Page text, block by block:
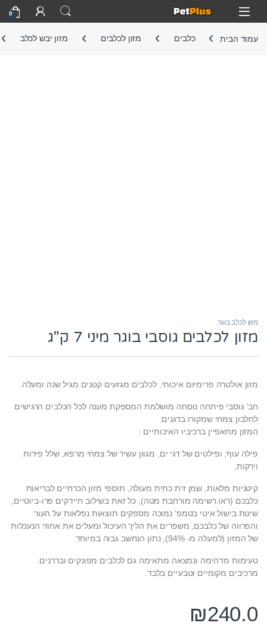
Skip to navigation
Skip to content
Open
0
עמוד הבית כלבים מזון לכלבים מזון יבש לכלב
מזון לכלב בוגר
מזון לכלבים גוסבי בוגר מיני 7 ק”ג
מזון אולטרה פרימיום איכותי, לכלבים מגזעים קטנים מגיל שנה ומעלה.
חב’ גוסבי פיתחה נוסחה מושלמת המספקת מענה לכל הכלבים הרגישים
לחלבון צמחי שמקורו בדגנים.
המזון מתאפיין ברכיביו האיכותיים :
פילה עוף, ופילטים של דגי ים, מגוון עשיר של צמחי מרפא, שלל פירות
וירקות,
קיטניות מלאות, שמן זית כתית מעולה, תוספי מזון הכרחיים לבריאות
כלבכם (ראו רשימה מורחבת מטה), כל זאת בשילוב חיידקים פרו-ביוטיים,
שיטת בישול איטי בטמפ’ נמוכה מספקים תוצאות נפלאות על העור
והפרווה של כלבכם, משפרים את הליך העיכול ומעלים את אחוזי הנעכלות
של המזון (למעלה מ- 94%), נתון הנחשב גבוה במיוחד.
טעימות מדהימה ונמצאה מתאימה גם לכלבים מפונקים ובררנים.
מרכיבים מקומיים וטבעיים בלבד.
₪240.0